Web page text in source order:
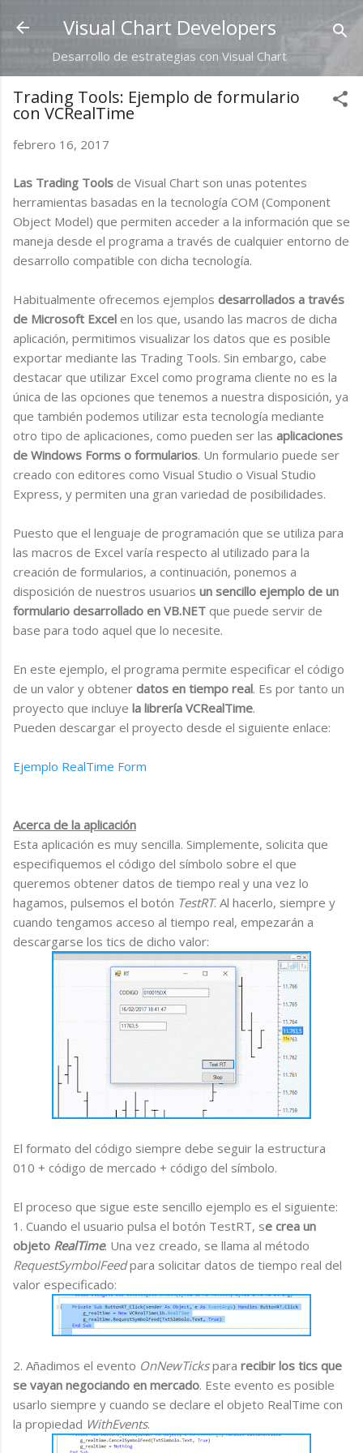
Ir al contenido principal
Visual Chart Developers
Desarrollo de estrategias con Visual Chart
Trading Tools: Ejemplo de formulario
con VCRealTime
febrero 16, 2017
Las Trading Tools de Visual Chart son unas potentes
herramientas basadas en la tecnología COM (Component
Object Model) que permiten acceder a la información que se
maneja desde el programa a través de cualquier entorno de
desarrollo compatible con dicha tecnología.
Habitualmente ofrecemos ejemplos desarrollados a través
de Microsoft Excel en los que, usando las macros de dicha
aplicación, permitimos visualizar los datos que es posible
exportar mediante las Trading Tools. Sin embargo, cabe
destacar que utilizar Excel como programa cliente no es la
única de las opciones que tenemos a nuestra disposición, ya
que también podemos utilizar esta tecnología mediante
otro tipo de aplicaciones, como pueden ser las aplicaciones
de Windows Forms o formularios. Un formulario puede ser
creado con editores como Visual Studio o Visual Studio
Express, y permiten una gran variedad de posibilidades.
Puesto que el lenguaje de programación que se utiliza para
las macros de Excel varía respecto al utilizado para la
creación de formularios, a continuación, ponemos a
disposición de nuestros usuarios un sencillo ejemplo de un
formulario desarrollado en VB.NET que puede servir de
base para todo aquel que lo necesite.
En este ejemplo, el programa permite especificar el código
de un valor y obtener datos en tiempo real. Es por tanto un
proyecto que incluye la librería VCRealTime.
Pueden descargar el proyecto desde el siguiente enlace:
Ejemplo RealTime Form
Acerca de la aplicación
Esta aplicación es muy sencilla. Simplemente, solicita que
especifiquemos el código del símbolo sobre el que
queremos obtener datos de tiempo real y una vez lo
hagamos, pulsemos el botón TestRT. Al hacerlo, siempre y
cuando tengamos acceso al tiempo real, empezarán a
descargarse los tics de dicho valor:
El formato del código siempre debe seguir la estructura
010 + código de mercado + código del símbolo.
El proceso que sigue este sencillo ejemplo es el siguiente:
1. Cuando el usuario pulsa el botón TestRT, se crea un
objeto RealTime. Una vez creado, se llama al método
RequestSymbolFeedpara solicitar datos de tiempo real del
valor especificado:
2. Añadimos el evento OnNewTickspara recibir los tics que
se vayan negociando en mercado. Este evento es posible
usarlo siempre y cuando se declare el objeto RealTime con
la propiedad WithEvents.